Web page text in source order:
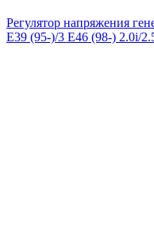
Регулятор напряжения
E39 (95-)/3 E46 (98-) 2.0i/